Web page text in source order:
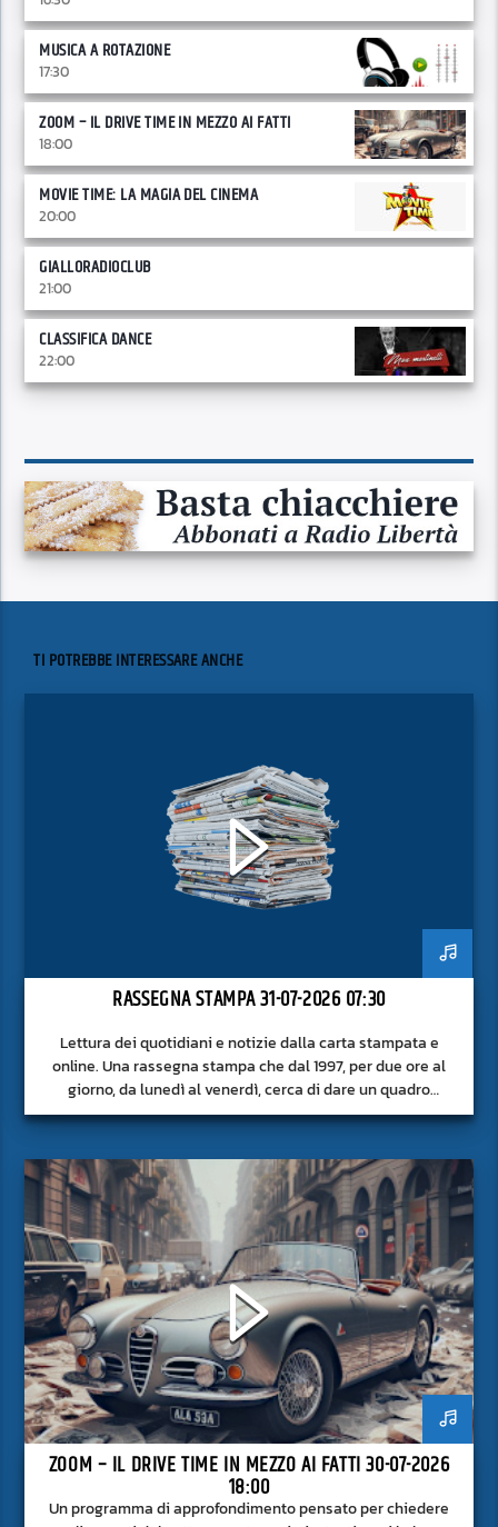
MUSICA A ROTAZIONE
17:30
ZOOM – IL DRIVE TIME IN MEZZO AI FATTI
18:00
MOVIE TIME: LA MAGIA DEL CINEMA
20:00
GIALLORADIOCLUB
21:00
CLASSIFICA DANCE
22:00
TI POTREBBE INTERESSARE ANCHE
RASSEGNA STAMPA 31-07-2026 07:30
Lettura dei quotidiani e notizie dalla carta stampata e
online. Una rassegna stampa che dal 1997, per due ore al
giorno, da lunedì al venerdì, cerca di dare un quadro
approfondito delle notizie del giorno, senza fermarsi alla
ZOOM – IL DRIVE TIME IN MEZZO AI FATTI 30-07-2026
18:00
Un programma di approfondimento pensato per chiedere